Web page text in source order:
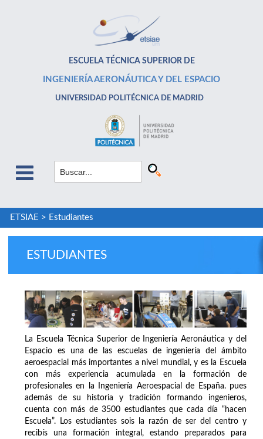
ESCUELA TÉCNICA SUPERIOR DE
INGENIERÍA AERONÁUTICA Y DEL ESPACIO
UNIVERSIDAD POLITÉCNICA DE MADRID
ETSIAE > Estudiantes
ESTUDIANTES
La Escuela Técnica Superior de Ingeniería Aeronáutica y del
Espacio es una de las escuelas de ingeniería del ámbito
aeroespacial más importantes a nivel mundial, y es la Escuela
con más experiencia acumulada en la formación de
profesionales en la Ingeniería Aeroespacial de España. pues
además de su historia y tradición formando ingenieros,
cuenta con más de 3500 estudiantes que cada día “hacen
Escuela”. Los estudiantes sois la razón de ser del centro y
recibís una formación integral, estando preparados para